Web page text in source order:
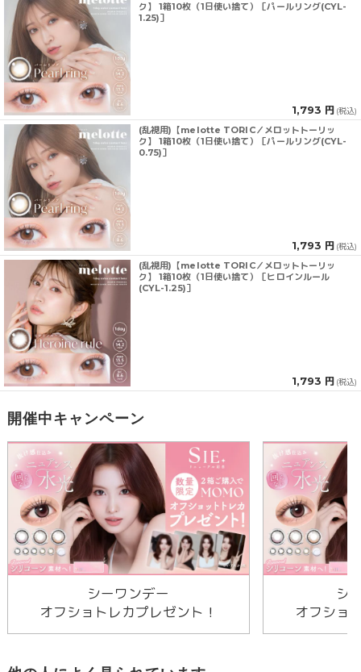
ク】 1箱10枚（1日使い捨て）［パールリング(CYL-
1.25)］
1,793 円 (税込)
(乱視用)【melotte TORIC／メロットトーリッ
ク】 1箱10枚（1日使い捨て）［パールリング(CYL-
0.75)］
1,793 円 (税込)
(乱視用)【melotte TORIC／メロットトーリッ
ク】 1箱10枚（1日使い捨て）［ヒロインルール
(CYL-1.25)］
1,793 円 (税込)
開催中キャンペーン
シーワンデー
オフショトレカプレゼント！
シ
オフショ